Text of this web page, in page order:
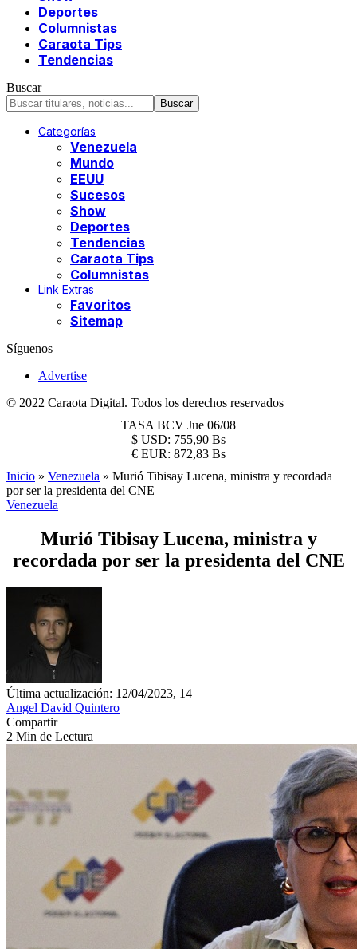
Deportes
Columnistas
Caraota Tips
Tendencias
Buscar
Categorías
Venezuela
Mundo
EEUU
Sucesos
Show
Deportes
Tendencias
Caraota Tips
Columnistas
Link Extras
Favoritos
Sitemap
Síguenos
Advertise
© 2022 Caraota Digital. Todos los derechos reservados
TASA BCV Jue 06/08
$ USD: 755,90 Bs
€ EUR: 872,83 Bs
Inicio » Venezuela » Murió Tibisay Lucena, ministra y recordada
por ser la presidenta del CNE
Venezuela
Murió Tibisay Lucena, ministra y
recordada por ser la presidenta del CNE
Última actualización: 12/04/2023, 14
Angel David Quintero
Compartir
2 Min de Lectura